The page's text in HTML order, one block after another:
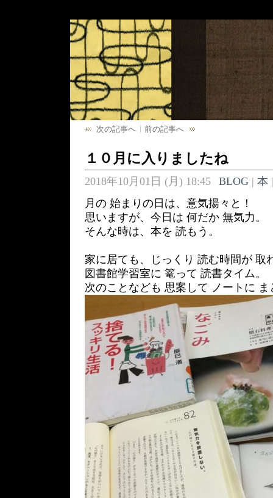
次の記事へ 前の記事へ
１０月に入りましたね
2018年10月01日 (月) 18:45 BLOG| 本
月の 始まりの日は、意気揚々と！
思いますが、今日は 何だか 無気力。
そんな時は、本を 読もう。
家に居ても、じっくり 読む時間が 取
図書館学習室に 篭って 読書タイム。
次のことなども 思案して ノートに ま